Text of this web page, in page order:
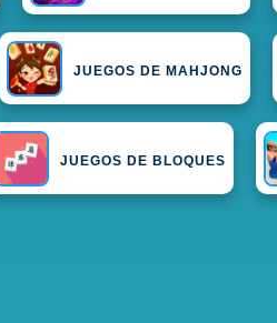
JUEGOS DE MAHJONG
JUEGOS DE BLOQUES